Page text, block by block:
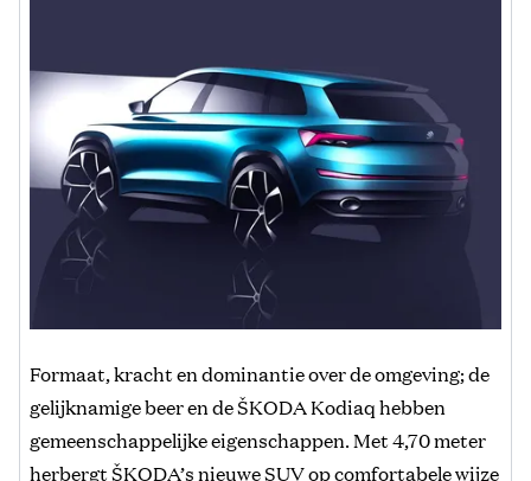
Formaat, kracht en dominantie over de omgeving; de
gelijknamige beer en de ŠKODA Kodiaq hebben
gemeenschappelijke eigenschappen. Met 4,70 meter
herbergt ŠKODA’s nieuwe SUV op comfortabele wijze